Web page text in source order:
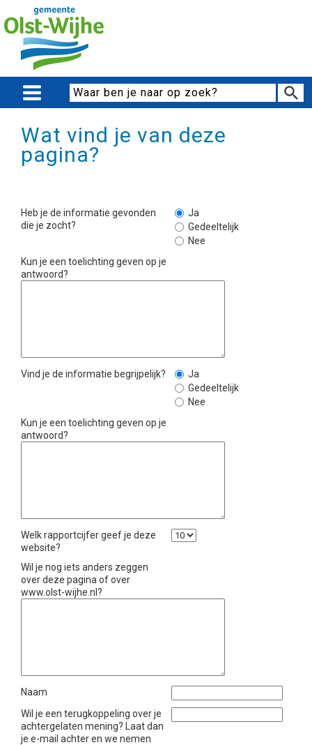
Wat vind je van deze
pagina?
Heb je de informatie gevonden
die je zocht?
Ja
Gedeeltelijk
Nee
Kun je een toelichting geven op je
antwoord?
Vind je de informatie begrijpelijk?
Ja
Gedeeltelijk
Nee
Kun je een toelichting geven op je
antwoord?
Welk rapportcijfer geef je deze
website?
Wil je nog iets anders zeggen
over deze pagina of over
www.olst-wijhe.nl?
Naam
Wil je een terugkoppeling over je
achtergelaten mening? Laat dan
je e-mail achter en we nemen